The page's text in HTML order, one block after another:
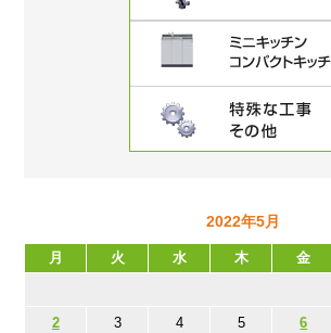
2022年5月
月 火 水 木 金
2 3 4 5 6